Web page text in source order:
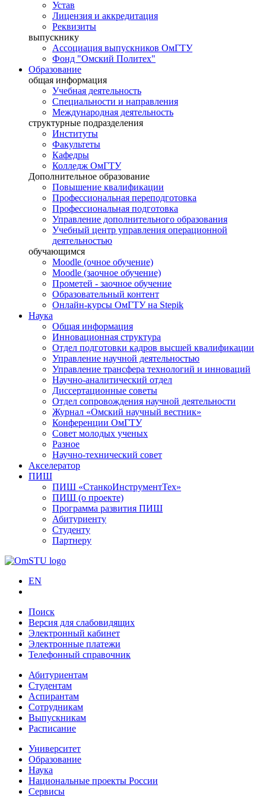
Устав
Лицензия и аккредитация
Реквизиты
выпускнику
Ассоциация выпускников ОмГТУ
Фонд "Омский Политех"
Образование
общая информация
Учебная деятельность
Специальности и направления
Международная деятельность
структурные подразделения
Институты
Факультеты
Кафедры
Колледж ОмГТУ
Дополнительное образование
Повышение квалификации
Профессиональная переподготовка
Профессиональная подготовка
Управление дополнительного образования
Учебный центр управления операционной
деятельностью
обучающимся
Moodle (очное обучение)
Moodle (заочное обучение)
Прометей - заочное обучение
Образовательный контент
Онлайн-курсы ОмГТУ на Stepik
Наука
Общая информация
Инновационная структура
Отдел подготовки кадров высшей квалификации
Управление научной деятельностью
Управление трансфера технологий и инноваций
Научно-аналитический отдел
Диссертационные советы
Отдел сопровождения научной деятельности
Журнал «Омский научный вестник»
Конференции ОмГТУ
Совет молодых ученых
Разное
Научно-технический совет
Акселератор
ПИШ
ПИШ «СтанкоИнструментТех»
ПИШ (о проекте)
Программа развития ПИШ
Абитуриенту
Студенту
Партнеру
EN
Поиск
Версия для слабовидящих
Электронный кабинет
Электронные платежи
Телефонный справочник
Абитуриентам
Студентам
Аспирантам
Сотрудникам
Выпускникам
Расписание
Университет
Образование
Наука
Национальные проекты России
Сервисы